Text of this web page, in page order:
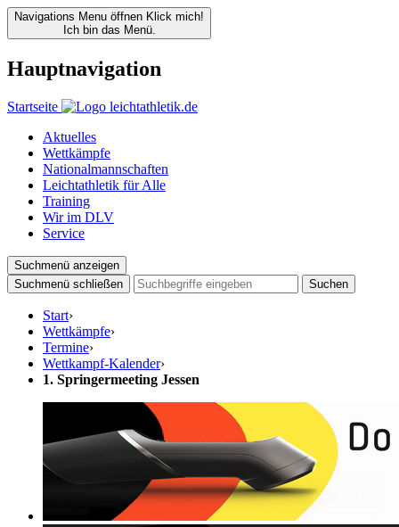
Navigations Menu öffnen Klick mich!
Ich bin das Menü.
Hauptnavigation
Startseite
Aktuelles
Wettkämpfe
Nationalmannschaften
Leichtathletik für Alle
Training
Wir im DLV
Service
Suchmenü anzeigen
Suchmenü schließen
Suchen
Start›
Wettkämpfe›
Termine›
Wettkampf-Kalender›
1. Springermeeting Jessen